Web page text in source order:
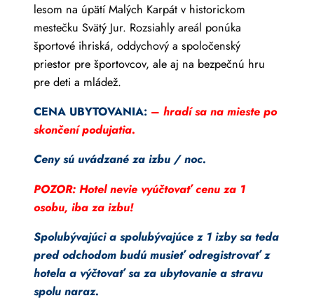
lesom na úpätí Malých Karpát v historickom
mestečku Svätý Jur. Rozsiahly areál ponúka
športové ihriská, oddychový a spoločenský
priestor pre športovcov, ale aj na bezpečnú hru
pre deti a mládež.
CENA UBYTOVANIA: – hradí sa na mieste po
skončení podujatia.
Ceny sú uvádzané za izbu / noc.
POZOR: Hotel nevie vyúčtovať cenu za 1
osobu, iba za izbu!
Spolubývajúci a spolubývajúce z 1 izby sa teda
pred odchodom budú musieť odregistrovať z
hotela a výčtovať sa za ubytovanie a stravu
spolu naraz.